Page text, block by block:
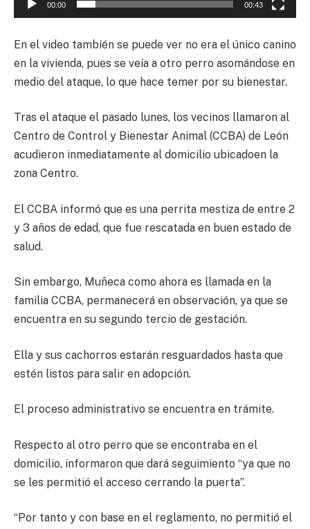
00:00 00:43
En el video también se puede ver no era el único canino
en la vivienda, pues se veía a otro perro asomándose en
medio del ataque, lo que hace temer por su bienestar.
Tras el ataque el pasado lunes, los vecinos llamaron al
Centro de Control y Bienestar Animal (CCBA) de León
acudieron inmediatamente al domicilio ubicadoen la
zona Centro.
El CCBA informó que es una perrita mestiza de entre 2
y 3 años de edad, que fue rescatada en buen estado de
salud.
Sin embargo, Muñeca como ahora es llamada en la
familia CCBA, permanecerá en observación, ya que se
encuentra en su segundo tercio de gestación.
Ella y sus cachorros estarán resguardados hasta que
estén listos para salir en adopción.
El proceso administrativo se encuentra en trámite.
Respecto al otro perro que se encontraba en el
domicilio, informaron que dará seguimiento “ya que no
se les permitió el acceso cerrando la puerta”.
“Por tanto y con base en el reglamento, no permitió el